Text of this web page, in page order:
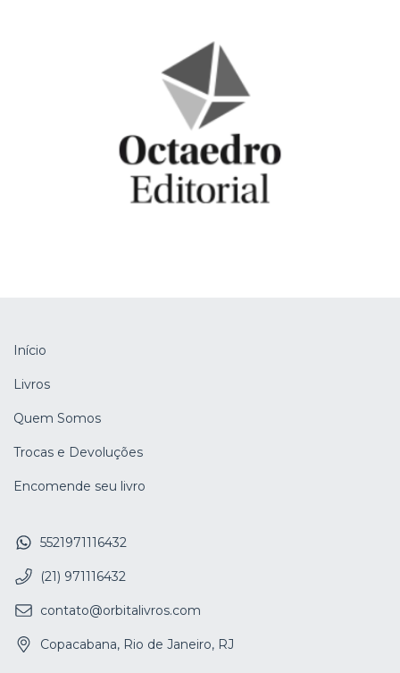
Início
Livros
Quem Somos
Trocas e Devoluções
Encomende seu livro
5521971116432
(21) 971116432
contato@orbitalivros.com
Copacabana, Rio de Janeiro, RJ